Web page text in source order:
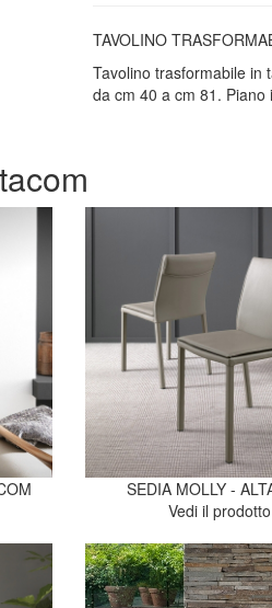
TAVOLINO
Tavolino trasformabile in
da cm 40 a cm 81.
SEDIA MOLLY -
Vedi il prodotto